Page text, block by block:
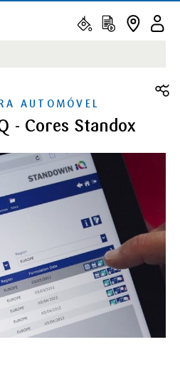
AUTOMÓVEL
- Cores Standox